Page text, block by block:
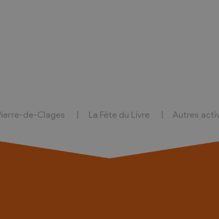
de-Clages La Fête du Livre Autres